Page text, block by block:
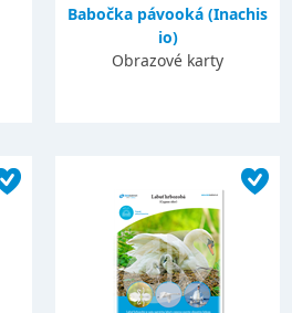
Babočka pávooká (Inachis
io)
Obrazové karty